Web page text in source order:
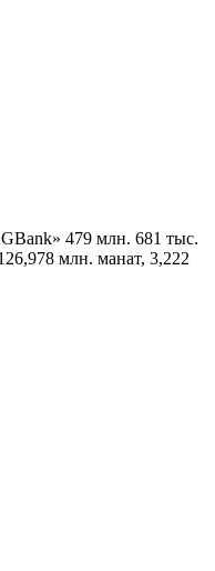
479 млн. 681 тыс.
млн. манат, 3,222